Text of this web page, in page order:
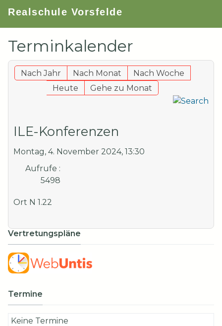
Realschule Vorsfelde
Terminkalender
Nach Jahr Nach Monat
Nach Woche
Heute
Gehe zu Monat
ILE-Konferenzen
Montag, 4. November 2024, 13:30
Aufrufe :
5498
Ort N 1.22
Vertretungspläne
Termine
Keine Termine